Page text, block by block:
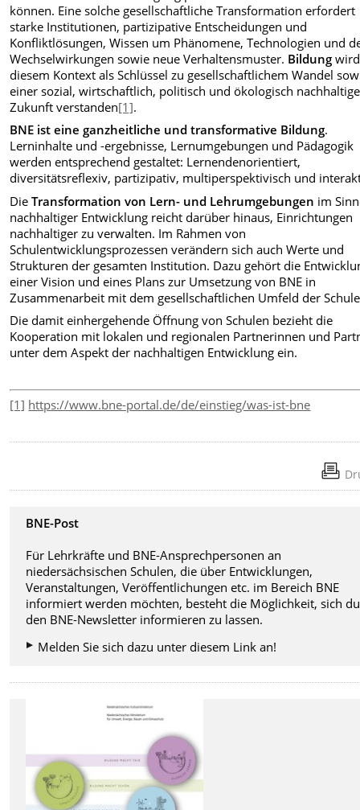
können. Eine solche gesellschaftliche Transformation erfordert
starke Institutionen, partizipative Entscheidungen und
Konfliktlösungen, Wissen um Phänomene, Technologien und
Wechselwirkungen sowie neue Verhaltensmuster. Bildung
diesem Kontext als Schlüssel zu gesellschaftlichem Wandel
einer sozial, wirtschaftlich, politisch und ökologisch
Zukunft verstanden[1].
BNE ist eine ganzheitliche und transformative Bildung.
Lerninhalte und -ergebnisse, Lernumgebungen und Pädagogik
werden entsprechend gestaltet: Lernendenorientiert,
diversitätsreflexiv, partizipativ, multiperspektivisch und
DieTransformation von Lern- und Lehrumgebungen im
nachhaltiger Entwicklung reicht darüber hinaus, Einrichtungen
nachhaltiger zu verwalten. Im Rahmen von
Schulentwicklungsprozessen verändern sich auch Werte und
Strukturen der gesamten Institution. Dazu gehört die
einer Vision und eines Plans zur Umsetzung von BNE in
Zusammenarbeit mit dem gesellschaftlichen Umfeld der
Die damit einhergehende Öffnung von Schulen bezieht die
Kooperation mit lokalen und regionalen Partnerinnen und
unter dem Aspekt der nachhaltigen Entwicklung ein.
[1] https://www.bne-portal.de/de/einstieg/was-ist-bne
BNE-Post
Für Lehrkräfte und BNE-Ansprechpersonen an
niedersächsischen Schulen, die über Entwicklungen,
Veranstaltungen, Veröffentlichungen etc. im Bereich BNE
informiert werden möchten, besteht die Möglichkeit, sich
den BNE-Newsletter informieren zu lassen.
Melden Sie sich dazu unter diesem Link an!